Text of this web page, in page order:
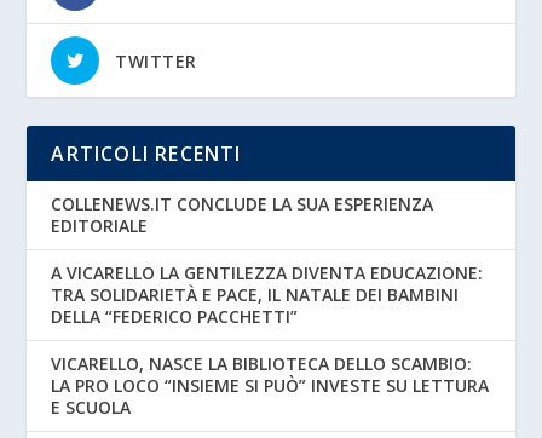
TWITTER
ARTICOLI RECENTI
COLLENEWS.IT CONCLUDE LA SUA ESPERIENZA
EDITORIALE
A VICARELLO LA GENTILEZZA DIVENTA EDUCAZIONE:
TRA SOLIDARIETÀ E PACE, IL NATALE DEI BAMBINI
DELLA “FEDERICO PACCHETTI”
VICARELLO, NASCE LA BIBLIOTECA DELLO SCAMBIO:
LA PRO LOCO “INSIEME SI PUÒ” INVESTE SU LETTURA
E SCUOLA